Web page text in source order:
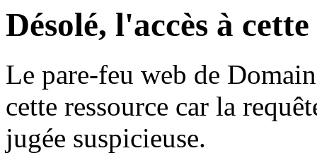
Désolé, l'accès à
Le pare-feu web de
cette ressource car la
jugée suspicieuse.